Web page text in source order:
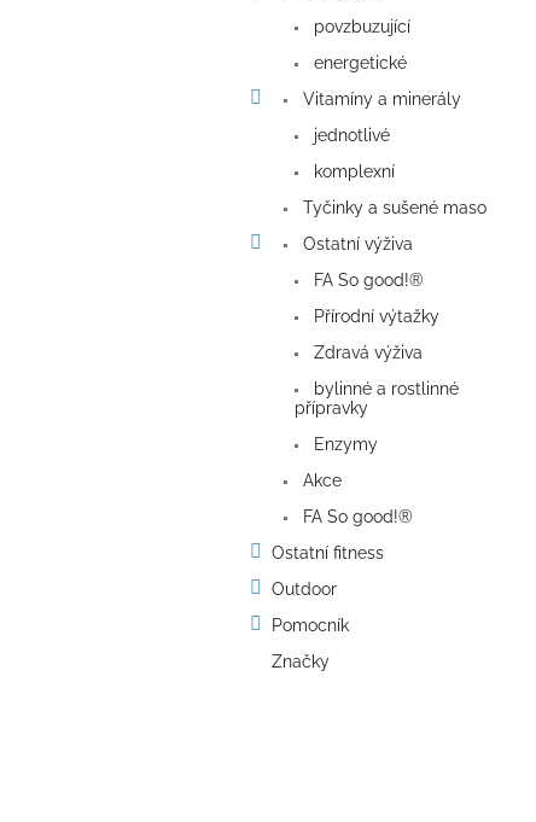
povzbuzující
energetické
Vitamíny a minerály
jednotlivé
komplexní
Tyčinky a sušené maso
Ostatní výživa
FA So good!®
Přírodní výtažky
Zdravá výživa
bylinné a rostlinné
přípravky
Enzymy
Akce
FA So good!®
Ostatní fitness
Outdoor
Pomocník
Značky